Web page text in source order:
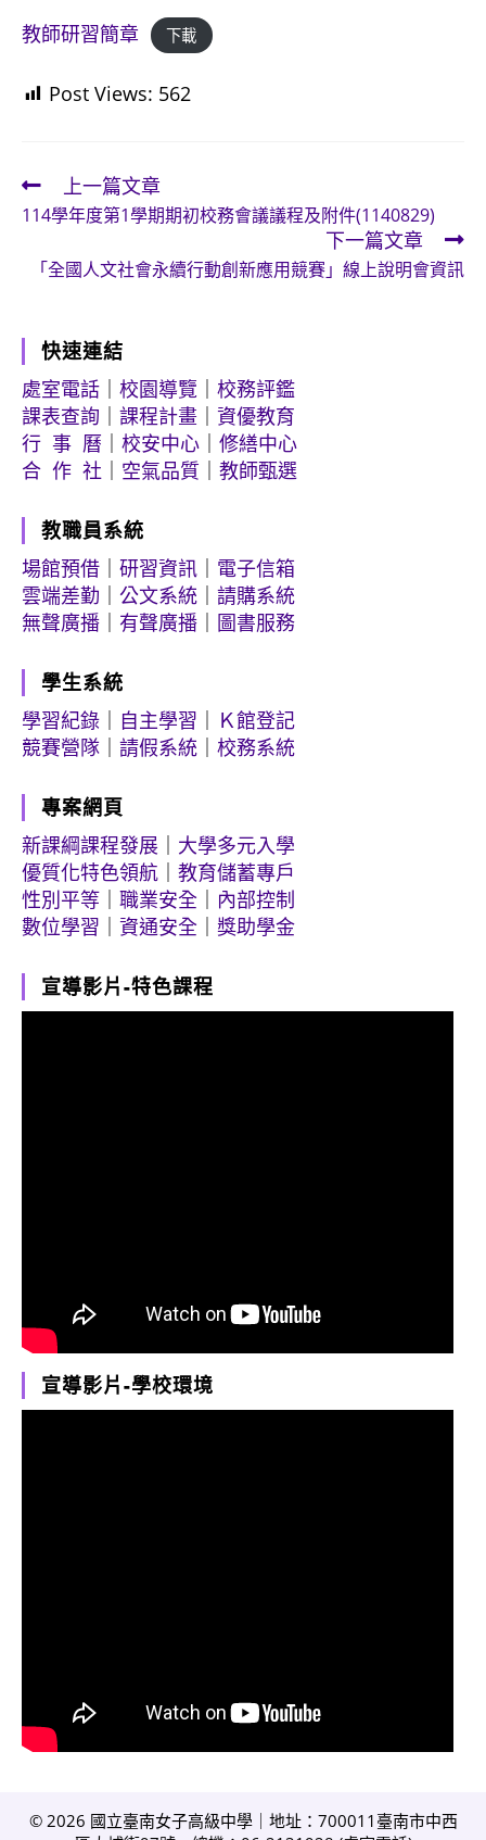
教師研習簡章
下載
Post Views: 562
Read
more
articles
上一篇文章
114學年度第1學期期初校務會議議程及附件(1140829)
下一篇文章
「全國人文社會永續行動創新應用競賽」線上說明會資訊
快速連結
處室電話
校園導覽
校務評鑑
課表查詢
課程計畫
資優教育
行 事 曆
校安中心
修繕中心
合 作 社
空氣品質 教師甄選
教職員系統
場館預借
研習資訊
電子信箱
雲端差勤
公文系統
請購系統
無聲廣播
有聲廣播 圖書服務
學生系統
學習紀錄
自主學習
Ｋ館登記
競賽營隊
請假系統 校務系統
專案網頁
新課綱課程發展
大學多元入學
優質化特色領航
教育儲蓄專戶
性別平等
職業安全
內部控制
數位學習
資通安全 獎助學金
宣導影片-特色課程
宣導影片-學校環境
© 2026 國立臺南女子高級中學｜地址：700011臺南市中西